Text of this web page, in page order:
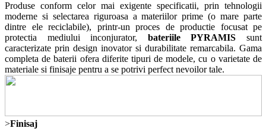
Produse conform celor mai exigente specificatii, prin tehnologii
moderne si selectarea riguroasa a materiilor prime (o mare parte
dintre ele reciclabile), printr-un proces de productie focusat pe
protectia mediului inconjurator, bateriile PYRAMIS sunt
caracterizate prin design inovator si durabilitate remarcabila. Gama
completa de baterii ofera diferite tipuri de modele, cu o varietate de
materiale si finisaje pentru a se potrivi perfect nevoilor tale.
>Finisaj